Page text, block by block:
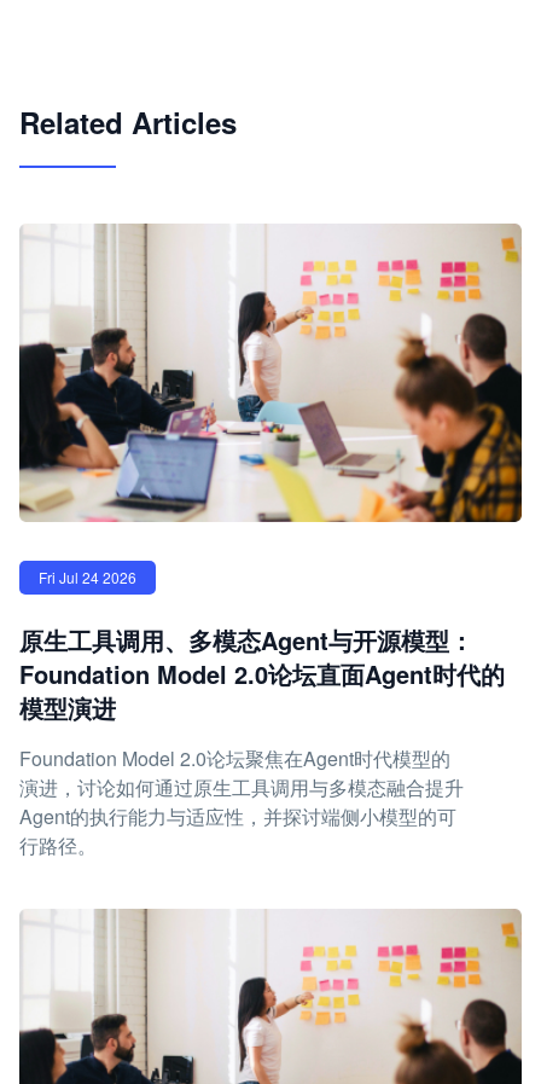
Related Articles
Fri Jul 24 2026
原生工具调用、多模态Agent与开源模型：
Foundation Model 2.0论坛直面Agent时代的
模型演进
Foundation Model 2.0论坛聚焦在Agent时代模型的
演进，讨论如何通过原生工具调用与多模态融合提升
Agent的执行能力与适应性，并探讨端侧小模型的可
行路径。